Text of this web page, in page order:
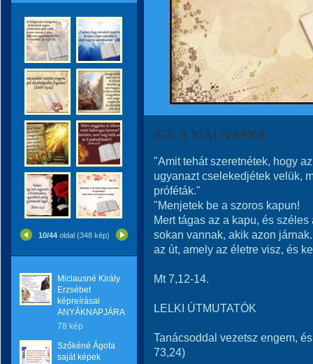
10/44 oldal (348 kép)
Miclausné Király
Erzsébet
képreírásai
ANYÁKNAPJÁRA
78 kép
Szőkéné Ágota
saját képek
IGE A MAI NAPRA
"Amit tehát szeretnétek, hogy
ugyanazt cselekedjétek velük,
próféták."
"Menjetek be a szoros kapun!
Mert tágas az a kapu, és
sokan vannak, akik azon
az út, amely az életre visz, és
Mt 7,12-14.
LELKI ÚTMUTATÓK
Tanácsoddal vezetsz engem,
73,24)